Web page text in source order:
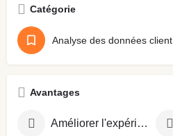
Catégorie
Analyse des données client
Avantages
Améliorer l'expérience client